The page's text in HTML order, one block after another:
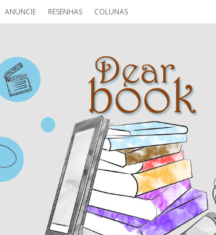
ANUNCIE RESENHAS COLUNAS